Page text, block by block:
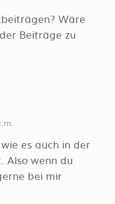
Wäre
Beiträge zu
es auch in der
Also wenn du
bei mir